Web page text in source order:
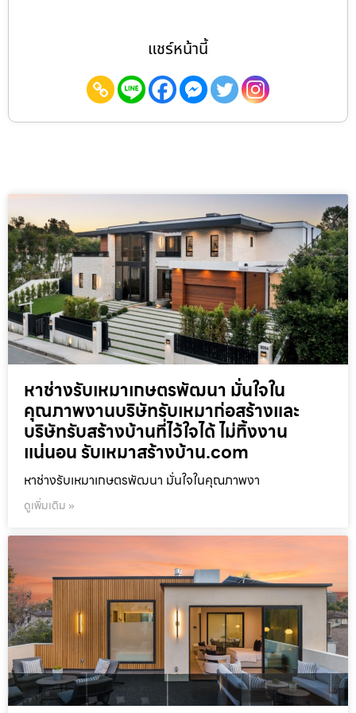
แชร์หน้านี้
หาช่างรับเหมาเกษตรพัฒนา มั่นใจใน
คุณภาพงานบริษัทรับเหมาก่อสร้างและ
บริษัทรับสร้างบ้านที่ไว้ใจได้ ไม่ทิ้งงาน
แน่นอน รับเหมาสร้างบ้าน.com
หาช่างรับเหมาเกษตรพัฒนา มั่นใจในคุณภาพงา
ดูเพิ่มเติม »